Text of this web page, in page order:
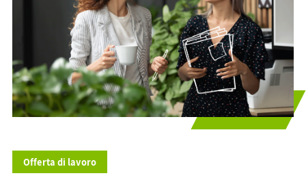
Offerta di lavoro